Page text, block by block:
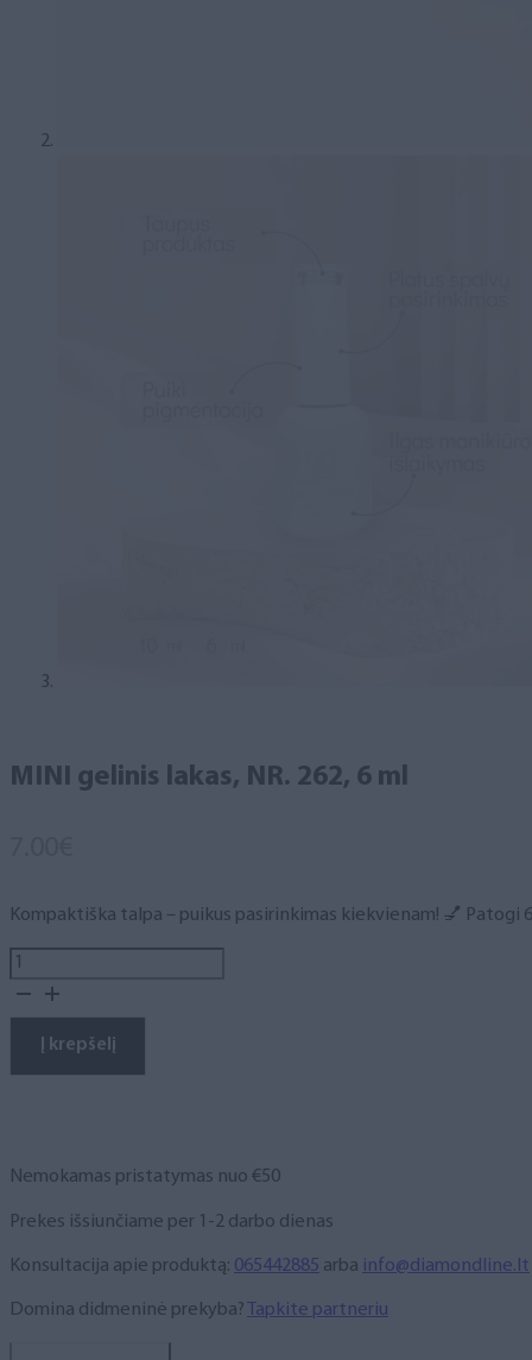
MINI gelinis lakas, NR. 262, 6 ml
Kompaktiška talpa – puikus pasirinkimas kiekvienam! 💅
produkto
kiekis:
gelinis
lakas,
Į krepšelį
Nemokamas pristatymas nuo €50
Prekes išsiunčiame per 1-2 darbo dienas
Konsultacija apie produktą: 065442885 arba info@diamondline.lt
Domina didmeninė prekyba? Tapkite partneriu